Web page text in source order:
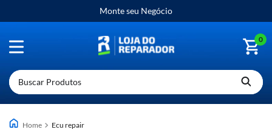
Monte seu Negócio
0
Buscar Produtos
ecu repair